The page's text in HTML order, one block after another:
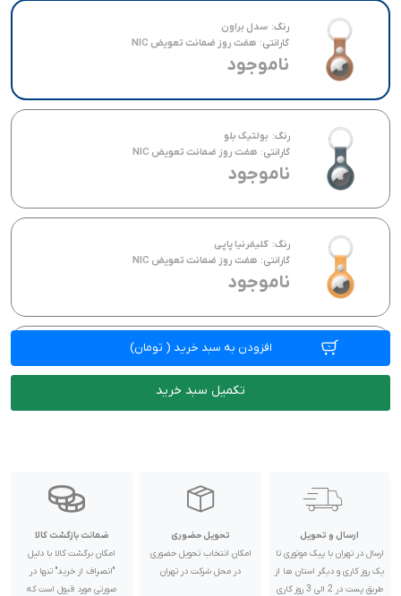
رنگ: سدل براون
گارانتی: هفت روز ضمانت تعویض NIC
ناموجود
رنگ: بولتیک بلو
گارانتی: هفت روز ضمانت تعویض NIC
ناموجود
رنگ: کلیفرنیا پاپی
گارانتی: هفت روز ضمانت تعویض NIC
ناموجود
رنگ:فارست گرین
گارانتی:هفت روز ضمانت تعویض NIC
ناموجود
افزودن به سبد خرید ( تومان)
تکمیل سبد خرید
ارسال و تحویل
ارسال در تهران با پیک موتوری تا
یک روز کاری و دیگر استان ها از
طریق پست در 2 الی 3 روز کاری
تحویل حضوری
امکان انتخاب تحویل حضوری
در محل شرکت در تهران
ضمانت بازگشت کالا
امکان برگشت کالا با دلیل
"انصراف از خرید" تنها در
صورتی مورد قبول است که